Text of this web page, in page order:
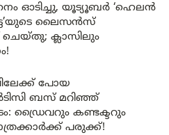
ഓടിച്ചു, യൂട്യൂബർ ‘ഹെലൻ
ലൈസൻസ്
ക്ലാസിലും
പോയ
ബസ് മറിഞ്ഞ്
ഡ്രൈവറും കണ്ടക്ടറും
പരുക്ക്!